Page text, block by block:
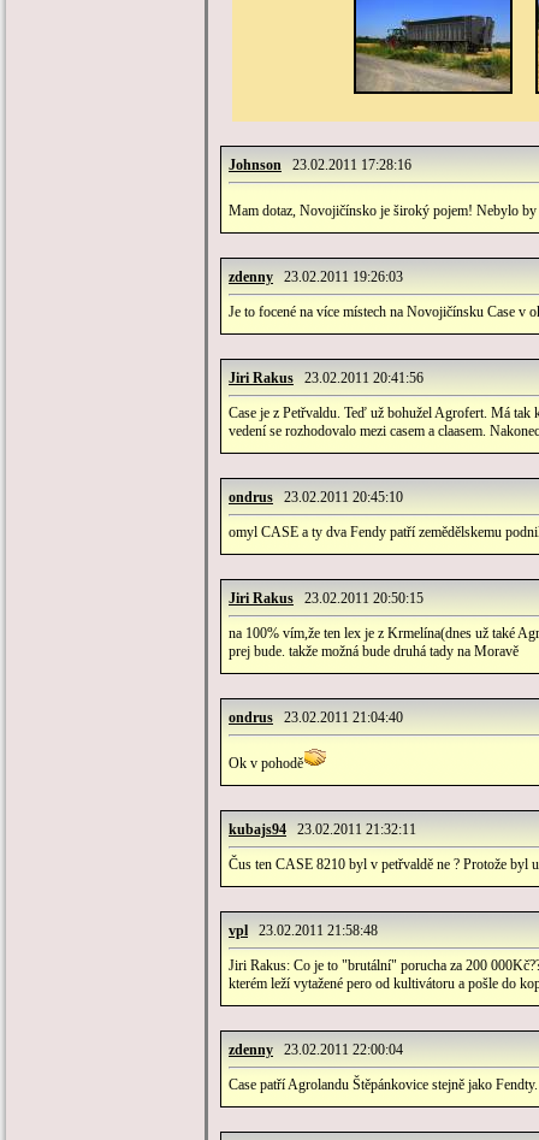
Johnson 23.02.2011 17:28:16
Mam dotaz, Novojičínsko je široký pojem! Nebylo
zdenny 23.02.2011 19:26:03
Je to focené na více místech na Novojičínsku Case
Jiri Rakus 23.02.2011 20:41:56
Case je z Petřvaldu. Teď už bohužel Agrofert. Má
vedení se rozhodovalo mezi casem a claasem.
ondrus 23.02.2011 20:45:10
omyl CASE a ty dva Fendy patří zemědělskemu
Jiri Rakus 23.02.2011 20:50:15
na 100% vím,že ten lex je z Krmelína(dnes už také
prej bude. takže možná bude druhá tady na Moravě
ondrus 23.02.2011 21:04:40
Ok v pohodě
kubajs94 23.02.2011 21:32:11
Čus ten CASE 8210 byl v petřvaldě ne ? Protože byl
vpl 23.02.2011 21:58:48
Jiri Rakus: Co je to "brutální" porucha za 200
kterém leží vytažené pero od kultivátoru a pošle do
zdenny 23.02.2011 22:00:04
Case patří Agrolandu Štěpánkovice stejně jako